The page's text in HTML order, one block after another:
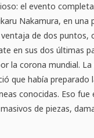
el evento
Nakamura, en una
de dos puntos,
en sus dos últimas
la corona mundial.
que había
conocidas. Eso
de piezas,